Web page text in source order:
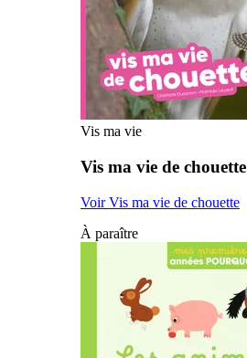
Vis ma vie
Vis ma vie de chouette
Voir Vis ma vie de chouette
À paraître